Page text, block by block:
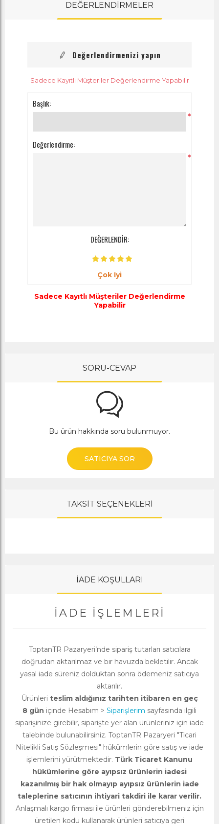
DEĞERLENDİRMELER
Değerlendirmenizi yapın
Sadece Kayıtlı Müşteriler Değerlendirme Yapabilir
Başlık:
*
Değerlendirme:
*
DEĞERLENDİR:
Çok Iyi
Sadece Kayıtlı Müşteriler Değerlendirme
Yapabilir
SORU-CEVAP
Bu ürün hakkında soru bulunmuyor.
SATICIYA SOR
TAKSİT SEÇENEKLERİ
İADE KOŞULLARI
İADE İŞLEMLERI
ToptanTR Pazaryeri’nde sipariş tutarları satıcılara
doğrudan aktarılmaz ve bir havuzda bekletilir. Ancak
yasal iade süreniz dolduktan sonra ödemeniz satıcıya
aktarılır.
Ürünleri teslim aldığınız tarihten itibaren en geç
8 gün içinde Hesabım > Siparişlerim sayfasında ilgili
siparişinize girebilir, siparişte yer alan ürünleriniz için iade
talebinde bulunabilirsiniz. ToptanTR Pazaryeri "Ticari
Nitelikli Satış Sözleşmesi" hükümlerin göre satış ve iade
işlemlerini yürütmektedir. Türk Ticaret Kanunu
hükümlerine göre ayıpsız ürünlerin iadesi
kazanılmış bir hak olmayıp ayıpsız ürünlerin iade
taleplerine satıcının ihtiyari takdiri ile karar verilir.
Anlaşmalı kargo firması ile ürünleri gönderebilmeniz için
üretilen kodu kullanarak ürünleri satıcıya geri